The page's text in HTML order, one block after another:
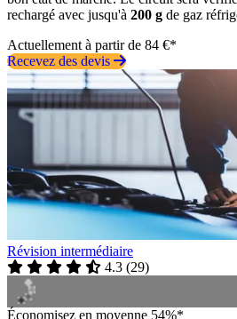
rechargé avec jusqu'à 200 g de gaz
Actuellement à partir de 84 €*
Recevez des devis
Révision intermédiaire
4.3 (29)
Économisez en moyenne 54%*